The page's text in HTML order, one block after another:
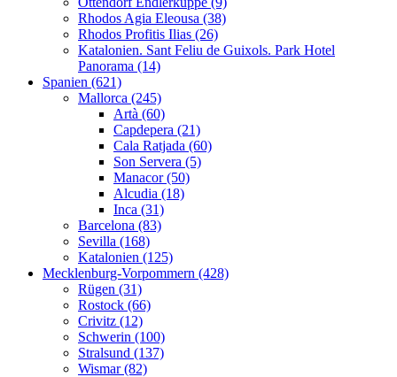
Rhodos Agia Eleousa (38)
Rhodos Profitis Ilias (26)
Katalonien. Sant Feliu de Guixols. Park Hotel
Panorama (14)
Spanien (621)
Mallorca (245)
Artà (60)
Capdepera (21)
Cala Ratjada (60)
Son Servera (5)
Manacor (50)
Alcudia (18)
Inca (31)
Barcelona (83)
Sevilla (168)
Katalonien (125)
Mecklenburg-Vorpommern (428)
Rügen (31)
Rostock (66)
Crivitz (12)
Schwerin (100)
Stralsund (137)
Wismar (82)